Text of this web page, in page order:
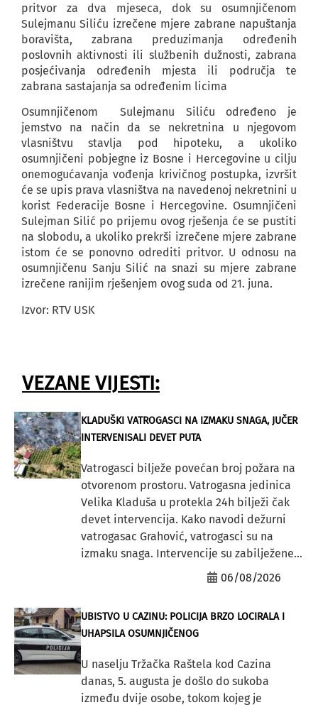
pritvor za dva mjeseca, dok su osumnjičenom
Sulejmanu Siliću izrečene mjere zabrane napuštanja
boravišta, zabrana preduzimanja određenih
poslovnih aktivnosti ili službenih dužnosti, zabrana
posjećivanja određenih mjesta ili područja te
zabrana sastajanja sa određenim licima
Osumnjičenom Sulejmanu Siliću određeno je
jemstvo na način da se nekretnina u njegovom
vlasništvu stavlja pod hipoteku, a ukoliko
osumnjičeni pobjegne iz Bosne i Hercegovine u cilju
onemogućavanja vođenja krivičnog postupka, izvršit
će se upis prava vlasništva na navedenoj nekretnini u
korist Federacije Bosne i Hercegovine. Osumnjičeni
Sulejman Silić po prijemu ovog rješenja će se pustiti
na slobodu, a ukoliko prekrši izrečene mjere zabrane
istom će se ponovno odrediti pritvor. U odnosu na
osumnjičenu Sanju Silić na snazi su mjere zabrane
izrečene ranijim rješenjem ovog suda od 21. juna.
Izvor: RTV USK
VEZANE VIJESTI:
KLADUŠKI VATROGASCI NA IZMAKU SNAGA, JUČER
INTERVENISALI DEVET PUTA
Vatrogasci bilježe povećan broj požara na
otvorenom prostoru. Vatrogasna jedinica
Velika Kladuša u protekla 24h bilježi čak
devet intervencija. Kako navodi dežurni
vatrogasac Grahović, vatrogasci su na
izmaku snaga. Intervencije su zabilježene...
06/08/2026
UBISTVO U CAZINU: POLICIJA BRZO LOCIRALA I
UHAPSILA OSUMNJIČENOG
U naselju Tržačka Raštela kod Cazina
danas, 5. augusta je došlo do sukoba
između dvije osobe, tokom kojeg je